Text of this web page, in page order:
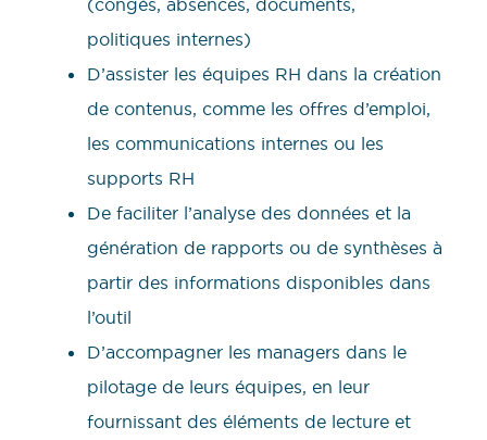
politiques internes)
D’assister les équipes RH dans la création
de contenus, comme les offres d’emploi,
les communications internes ou les
supports RH
De faciliter l’analyse des données et la
génération de rapports ou de synthèses à
partir des informations disponibles dans
l’outil
D’accompagner les managers dans le
pilotage de leurs équipes, en leur
fournissant des éléments de lecture et